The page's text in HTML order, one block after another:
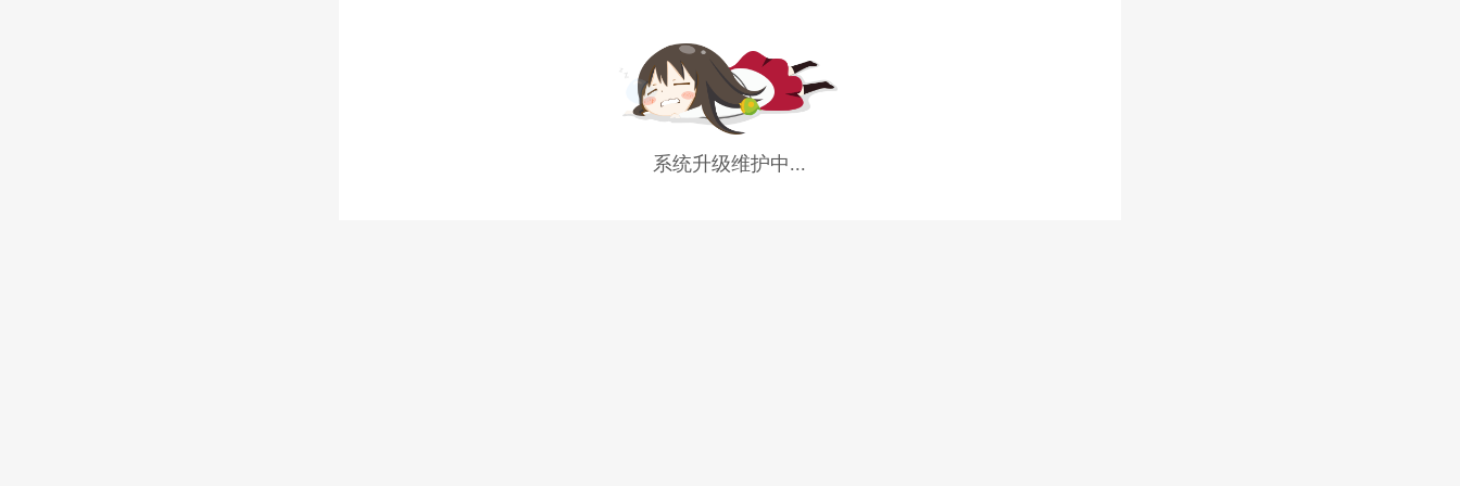
系统升级维护中...